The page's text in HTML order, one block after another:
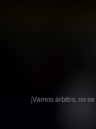
¡Vamos árbitro, no